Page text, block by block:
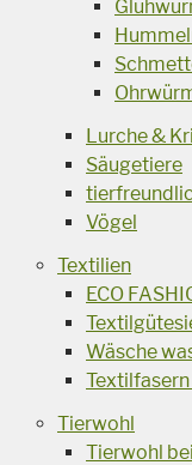
Lurche &
Säugetiere
Vögel
Textilien
ECO
Wäsche
Tierwohl
Tierwohl